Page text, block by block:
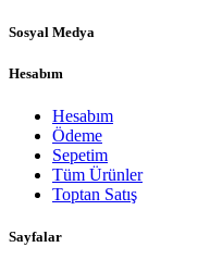
Sosyal Medya
Hesabım
Hesabım
Ödeme
Sepetim
Tüm Ürünler
Toptan Satış
Sayfalar